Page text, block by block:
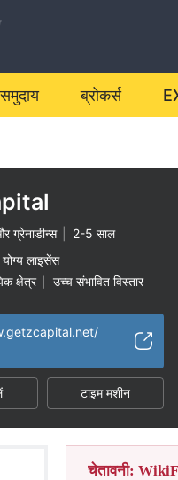
समुदाय ब्रोकर्स
ग्रेनाडीन्स 2-5 साल
योग्य लाइसेंस
क्षेत्र उच्च संभावित विस्तार
टाइम मशीन
चेतावनी: